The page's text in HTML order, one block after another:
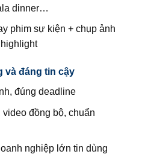
dinner…
phim sự kiện + chụp ảnh
và đáng tin cậy
đúng deadline
đồng bộ, chuẩn
nghiệp lớn tin dùng